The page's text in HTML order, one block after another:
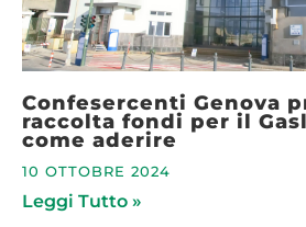
Confesercenti Genova
raccolta fondi per il
come aderire
10 OTTOBRE 2024
Leggi Tutto »